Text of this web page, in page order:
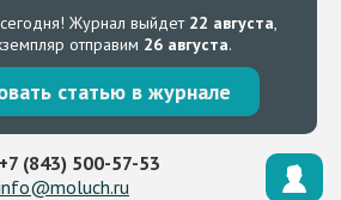
Журнал выйдет 22 августа,
отправим 26 августа.
статью в журнале
+7 (843) 500-57-53